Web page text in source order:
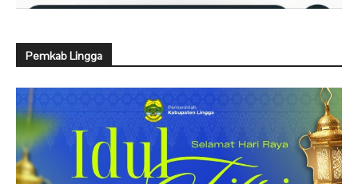
Pemkab Lingga